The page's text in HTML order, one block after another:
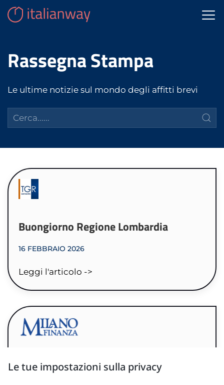
Rassegna Stampa
Le ultime notizie sul mondo degli affitti brevi
Buongiorno Regione Lombardia
16 FEBBRAIO 2026
Leggi l'articolo ->
Affitti brevi, transitori o lunghi?
Le tue impostazioni sulla privacy